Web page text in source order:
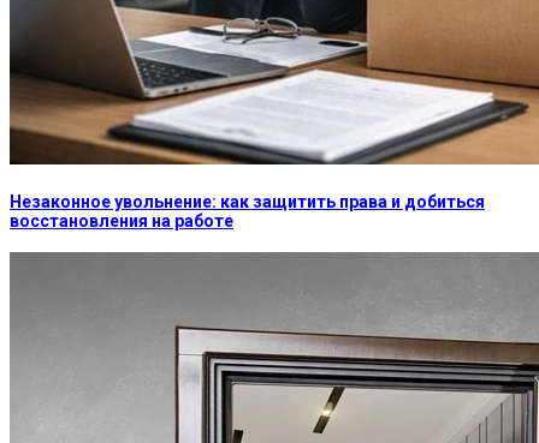
Незаконное увольнение: как защитить права и добиться
восстановления на работе